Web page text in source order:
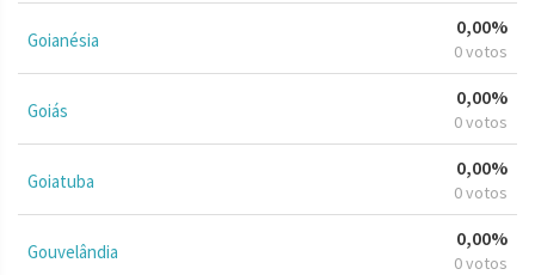
Goianésia
0,00%
0 votos
Goiás
0,00%
0 votos
Goiatuba
0,00%
0 votos
Gouvelândia
0,00%
0 votos